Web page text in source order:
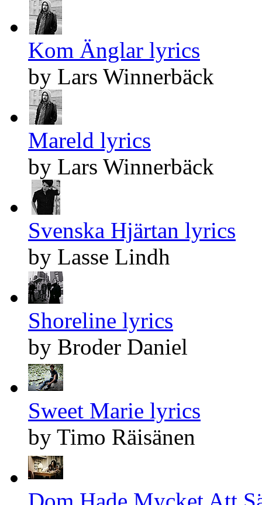
Kom Änglar lyrics
by Lars Winnerbäck
Mareld lyrics
by Lars Winnerbäck
Svenska Hjärtan lyrics
by Lasse Lindh
Shoreline lyrics
by Broder Daniel
Sweet Marie lyrics
by Timo Räisänen